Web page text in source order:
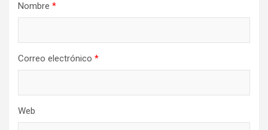
Nombre *
Correo electrónico *
Web